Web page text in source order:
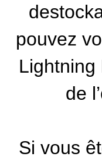
pouvez
Lightning
de
Si vous